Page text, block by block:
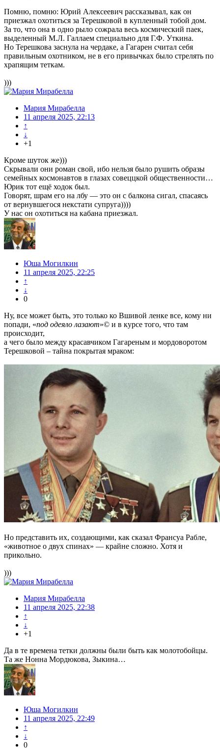
Помню, помню: Юрий Алексеевич рассказывал, как он
приезжал охотиться за Терешковой в купленный тобой дом.
За то, что она в одно рыло сожрала весь космический паек,
выделенный М.Л. Галлаем специально для Г.Ф. Уткина.
Но Терешкова заснула на чердаке, а Гагарен считал себя
правильным охотником, не в его привычках было стрелять по
храпящим теткам.
)))
Мария Мирабелла
11 апреля 2025, 22:13
↑
↓
+1
Кроме шуток же)))
Скрывали они роман свой, ибо нельзя было рушить образы
семейных космонавтов в глазах совеццкой общественности…
Юрик тот ещё ходок был.
Говорят, шрам его на лбу — это он с балкона сигал, спасаясь
от вернувшегося некстати супруга))))
У нас он охотиться на кабана приезжал.
Юша Могилкин
11 апреля 2025, 22:25
↑
↓
0
Ну, все может быть, это только ко Вшивой ленке все, кому ни
попади, «под одеяло лазают»© и в курсе того, что там
происходит,
а чего было между красавчиком Гагареным и мордоворотом
Терешковой – тайна покрытая мраком:
Но представить их, создающими, как сказал Франсуа Рабле,
«животное о двух спинах» — крайне сложно. Хотя и
прикольно.
)))
Мария Мирабелла
11 апреля 2025, 22:38
↑
↓
+1
Да в те времена тетки должны были быть как молотобойцы.
Та же Нонна Мордюкова, Зыкина…
Юша Могилкин
11 апреля 2025, 22:49
↑
↓
0